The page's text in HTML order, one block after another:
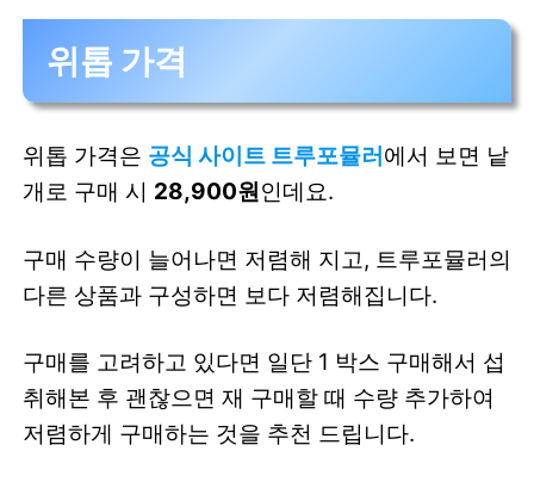
위톱 가격
위톱 가격은 공식 사이트 트루포뮬러 에서 보면 낱
개로 구매 시 28,900원인데요.
구매 수량이 늘어나면 저렴해 지고, 트루포뮬러의
다른 상품과 구성하면 보다 저렴해집니다.
구매를 고려하고 있다면 일단 1 박스 구매해서 섭
취해본 후 괜찮으면 재 구매할 때 수량 추가하여
저렴하게 구매하는 것을 추천 드립니다.